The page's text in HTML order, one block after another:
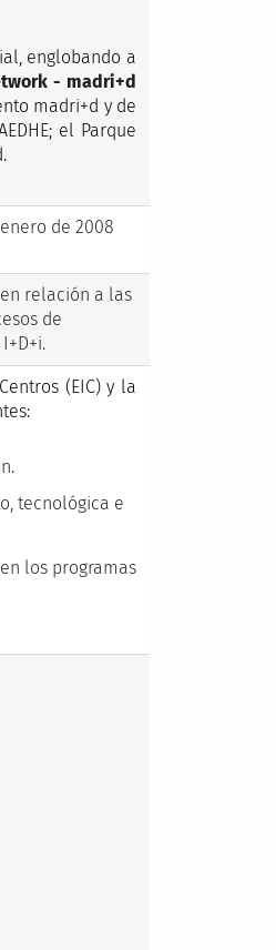
englobando a
- madri+d
madri+d y de
el Parque
de 2008
relación a las
de
(EIC) y la
tecnológica e
los programas